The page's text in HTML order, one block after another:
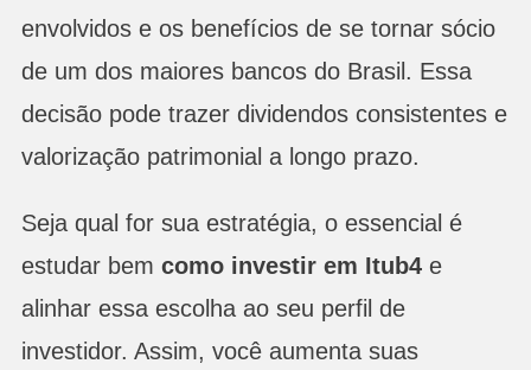
envolvidos e os benefícios de se tornar sócio
de um dos maiores bancos do Brasil. Essa
decisão pode trazer dividendos consistentes e
valorização patrimonial a longo prazo.
Seja qual for sua estratégia, o essencial é
estudar bem como investir em Itub4e
alinhar essa escolha ao seu perfil de
investidor. Assim, você aumenta suas